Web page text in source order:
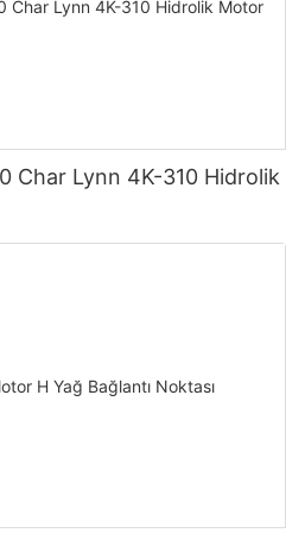
Char Lynn 4K-310 Hidrolik